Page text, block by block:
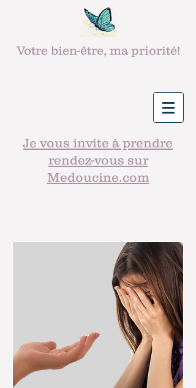
Votre bien-être, ma priorité!
Je vous invite à prendre
rendez-vous sur
Medoucine.com